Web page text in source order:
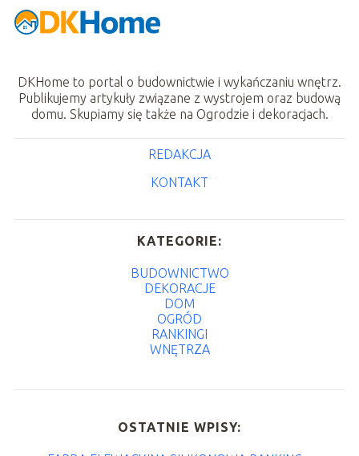
DKHome to portal o budownictwie i wykańczaniu wnętrz.
Publikujemy artykuły związane z wystrojem oraz budową
domu. Skupiamy się także na Ogrodzie i dekoracjach.
REDAKCJA
KONTAKT
KATEGORIE:
BUDOWNICTWO
DEKORACJE
DOM
OGRÓD
RANKINGI
WNĘTRZA
OSTATNIE WPISY: